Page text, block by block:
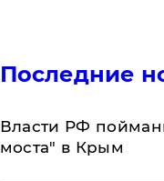
Последние
Власти РФ
моста" в Крым